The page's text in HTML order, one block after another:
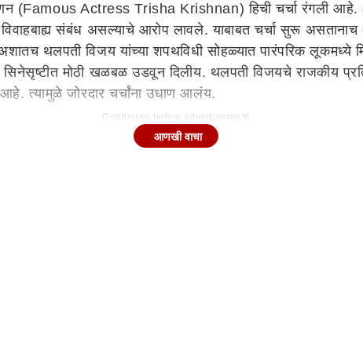
(Famous Actress Trisha Krishnan) हिची चर्चा रंगली आहे.
विवाहबाह्य संबंध असल्याचे आरोप लावले. याबाबत चर्चा सुरू
थलपती विजय यांच्या शपथविधी सोहळ्यात पारंपरिक लूकमध्ये
मोठी खळबळ उडवून दिलीय. थलपती विजयचे राजकीय
त्यामुळे जोरदार चर्चांना उधाण आलंय.
Continues below advertisement
आणखी वाचा